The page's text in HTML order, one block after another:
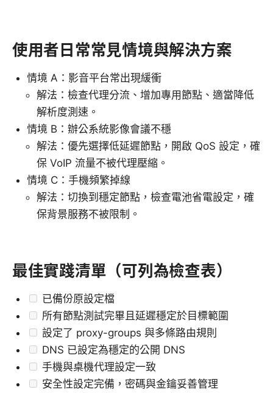
使用者日常常見情境與解決方案
情境 A：影音平台常出現緩衝
解法：檢查代理分流、增加專用節點、適當降低
解析度測速。
情境 B：辦公系統影像會議不穩
解法：優先選擇低延遲節點，開啟 QoS 設定，確
保 VoIP 流量不被代理壓縮。
情境 C：手機頻繁掉線
解法：切換到穩定節點，檢查電池省電設定，確
保背景服務不被限制。
最佳實踐清單（可列為檢查表）
已備份原設定檔
所有節點測試完畢且延遲穩定於目標範圍
設定了 proxy-groups 與多條路由規則
DNS 已設定為穩定的公開 DNS
手機與桌機代理設定一致
安全性設定完備，密碼與金鑰妥善管理